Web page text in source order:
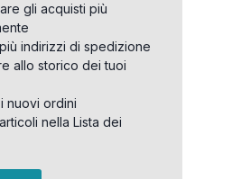
gli acquisti più
indirizzi di spedizione
allo storico dei tuoi
nuovi ordini
nella Lista dei